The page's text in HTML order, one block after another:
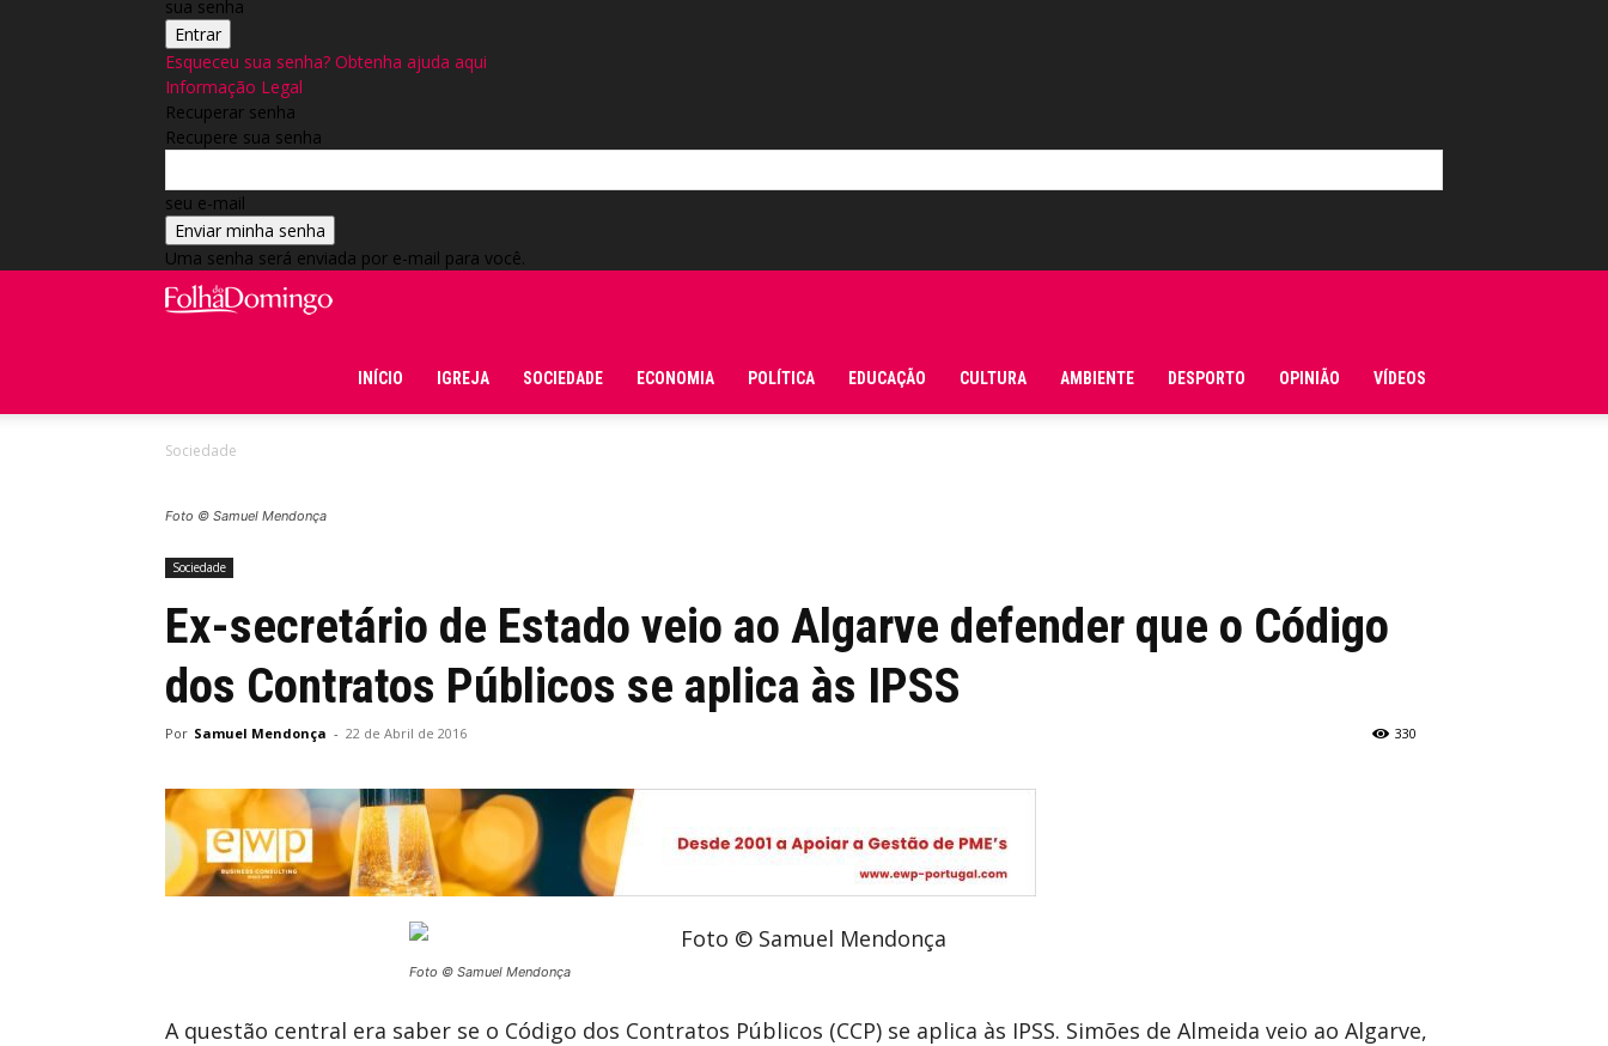
sua senha
Esqueceu sua senha? Obtenha ajuda aqui
Informação Legal
Recuperar senha
Recupere sua senha
seu e-mail
Uma senha será enviada por e-mail para você.
INÍCIO IGREJA SOCIEDADE ECONOMIA POLÍTICA EDUCAÇÃO CULTURA AMBIENTE DESPORTO OPINIÃO VÍDEOS
Sociedade
Foto © Samuel Mendonça
Sociedade
Ex-secretário de Estado veio ao Algarve defender que o Código
dos Contratos Públicos se aplica às IPSS
Por Samuel Mendonça - 22 de Abril de 2016 330
Foto © Samuel Mendonça
A questão central era saber se o Código dos Contratos Públicos (CCP) se aplica às IPSS. Simões de Almeida veio ao Algarve,